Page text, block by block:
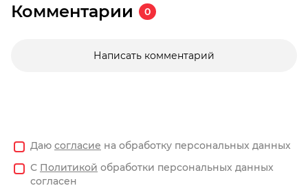
Комментарии 0
Написать комментарий
Даю согласие на обработку персональных данных
С Политикой обработки персональных данных
согласен